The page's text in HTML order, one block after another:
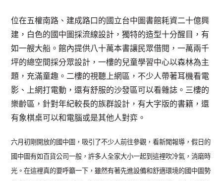
位在五權南路、建成路口的國立台中圖書館耗資二十億興
建，白色的國中圖採流線設計，獨特的造型十分醒目，有
如一艘大船。館內提供八十萬本書讓民眾借閱，一萬兩千
坪的總空間採分眾設計，一樓的兒童學習中心以森林為主
題，充滿童趣。二樓的視聽上網區，不少人帶著耳機看電
影、上網打電動，還有舒服的沙發區可以看雜誌。三樓的
樂齡區，針對年紀較長的族群設計，有大字版的書籍，還
有象棋桌可以和電腦或是其他人對弈。
六月初剛開放的國中圖，吸引了不少人前往參觀，看新聞報導，假日的
國中圖有如百貨公司一般，許多人全家大小一起到這裡吹冷氣，消磨時
光。在這裡真的要呼籲一下，雖然有著先進設備和舒適環境的國中圖勢